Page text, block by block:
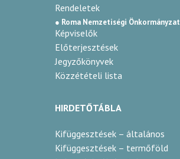
Rendeletek
● Roma Nemzetiségi Önkormányzat
Képviselők
Előterjesztések
Jegyzőkönyvek
Közzétételi lista
HIRDETŐTÁBLA
Kifüggesztések – általános
Kifüggesztések – termőföld